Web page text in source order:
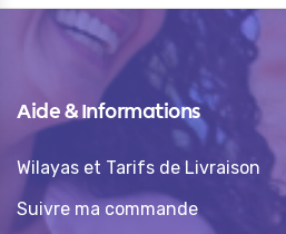
Aide & Informations
Wilayas et Tarifs de Livraison
Suivre ma commande